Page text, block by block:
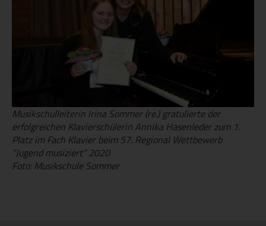
Musikschulleiterin Irina Sommer (re.) gratulierte der
erfolgreichen Klavierschülerin Annika Hasenleder zum 1.
Platz im Fach Klavier beim 57. Regional Wettbewerb
“Jugend musiziert” 2020
Foto: Musikschule Sommer